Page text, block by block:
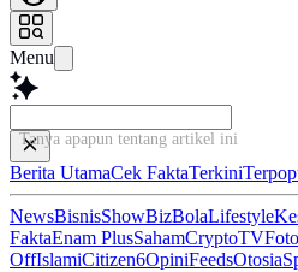
Menu
Tanya apapun tentang artikel ini...
Berita UtamaCek FaktaTerkini
NewsBisnisShowBizBolaLifestyle
FaktaEnam PlusSahamCryptoTVFoto
OffIslamiCitizen6OpiniFeedsOtosia